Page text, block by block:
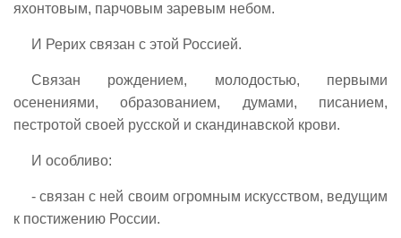
яхонтовым, парчовым заревым небом.
И Рерих связан с этой Россией.
Связан рождением, молодостью, первыми
осенениями, образованием, думами, писанием,
пестротой своей русской и скандинавской крови.
И особливо:
- связан с ней своим огромным искусством, ведущим
к постижению России.